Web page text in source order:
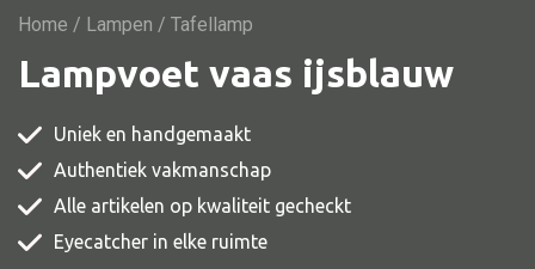
Vitrine
TV meubel
Comode
Home / Lampen / Tafellamp
Lampvoet vaas ijsblauw
Uniek en handgemaakt
Authentiek vakmanschap
Alle artikelen op kwaliteit gecheckt
Eyecatcher in elke ruimte